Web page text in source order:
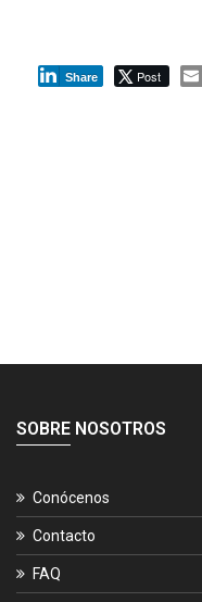
Share Post
SOBRE NOSOTROS
Conócenos
Contacto
FAQ